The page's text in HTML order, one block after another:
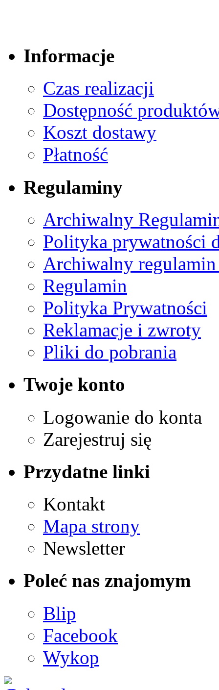
Informacje
Czas realizacji
Dostępność
Koszt dostawy
Płatność
Regulaminy
Archiwalny
Polityka prywatności
Archiwalny
Regulamin
Polityka Prywatności
Reklamacje i zwroty
Pliki do pobrania
Twoje konto
Logowanie do konta
Zarejestruj się
Przydatne linki
Kontakt
Mapa strony
Newsletter
Poleć nas znajomym
Blip
Facebook
Wykop